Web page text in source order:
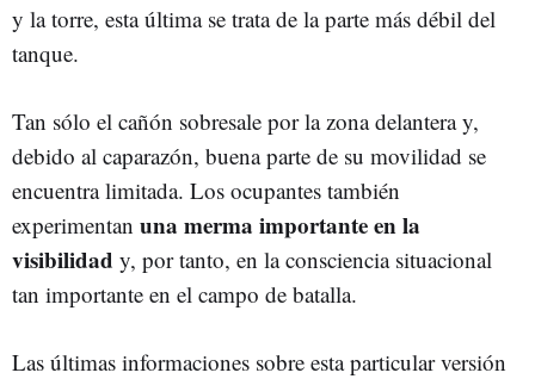
y la torre, esta última se trata de la parte más débil del
tanque.
Tan sólo el cañón sobresale por la zona delantera y,
debido al caparazón, buena parte de su movilidad se
encuentra limitada. Los ocupantes también
experimentan una merma importante en la
visibilidad y, por tanto, en la consciencia situacional
tan importante en el campo de batalla.
Las últimas informaciones sobre esta particular versión